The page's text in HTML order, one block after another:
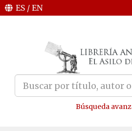
ES / EN
Búsqueda